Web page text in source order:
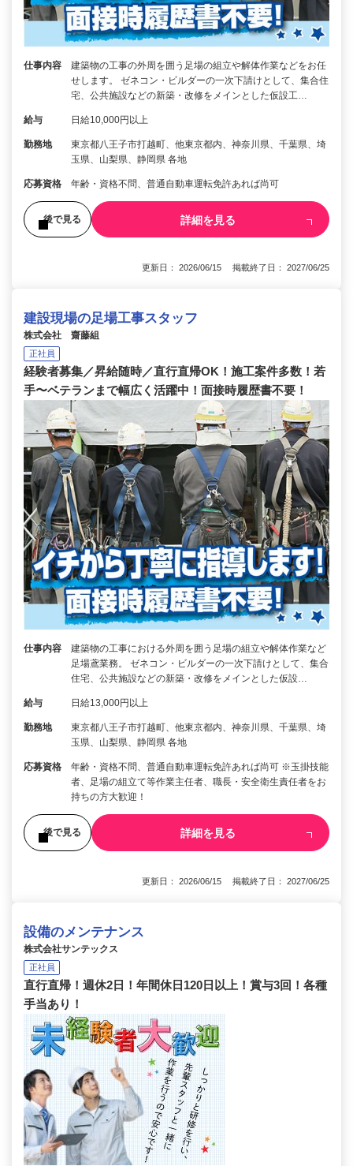
仕事内容
建築物の工事の外周を囲う足場の組立や解体作業などをお任
せします。 ゼネコン・ビルダーの一次下請けとして、集合住
宅、公共施設などの新築・改修をメインとした仮設工…
給与 日給10,000円以上
勤務地
東京都八王子市打越町、他東京都内、神奈川県、千葉県、埼
玉県、山梨県、静岡県 各地
応募資格 年齢・資格不問、普通自動車運転免許あれば尚可
後で見る 詳細を見る
更新日： 2026/06/15 掲載終了日： 2027/06/25
建設現場の足場工事スタッフ
株式会社 齋藤組
正社員
経験者募集／昇給随時／直行直帰OK！施工案件多数！若
手〜ベテランまで幅広く活躍中！面接時履歴書不要！
仕事内容
建築物の工事における外周を囲う足場の組立や解体作業など
足場鳶業務。 ゼネコン・ビルダーの一次下請けとして、集合
住宅、公共施設などの新築・改修をメインとした仮設…
給与 日給13,000円以上
勤務地
東京都八王子市打越町、他東京都内、神奈川県、千葉県、埼
玉県、山梨県、静岡県 各地
応募資格
年齢・資格不問、普通自動車運転免許あれば尚可 ※玉掛技能
者、足場の組立て等作業主任者、職長・安全衛生責任者をお
持ちの方大歓迎！
後で見る 詳細を見る
更新日： 2026/06/15 掲載終了日： 2027/06/25
設備のメンテナンス
株式会社サンテックス
正社員
直行直帰！週休2日！年間休日120日以上！賞与3回！各種
手当あり！